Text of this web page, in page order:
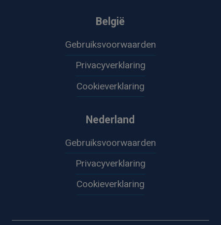
België
Gebruiksvoorwaarden
Privacyverklaring
Cookieverklaring
Nederland
Gebruiksvoorwaarden
Privacyverklaring
Cookieverklaring